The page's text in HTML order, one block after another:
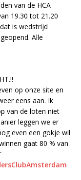
van de HCA
19.30 tot 21.20
is wedstrijd
Alle
op onze site en
eens aan. Ik
van de loten niet
leggen we er
even een gokje wil
gaat 80 % van